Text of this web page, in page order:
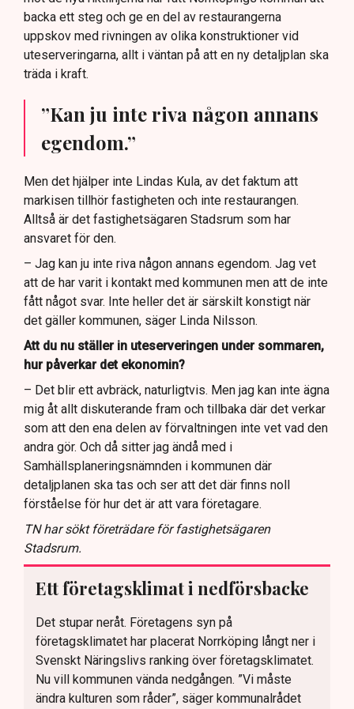
backa ett steg och ge en del av restaurangerna
uppskov med rivningen av olika konstruktioner vid
uteserveringarna, allt i väntan på att en ny detaljplan ska
träda i kraft.
”Kan ju inte riva någon annans
egendom.”
Men det hjälper inte Lindas Kula, av det faktum att
markisen tillhör fastigheten och inte restaurangen.
Alltså är det fastighetsägaren Stadsrum som har
ansvaret för den.
– Jag kan ju inte riva någon annans egendom. Jag vet
att de har varit i kontakt med kommunen men att de inte
fått något svar. Inte heller det är särskilt konstigt när
det gäller kommunen, säger Linda Nilsson.
Att du nu ställer in uteserveringen under sommaren,
hur påverkar det ekonomin?
– Det blir ett avbräck, naturligtvis. Men jag kan inte ägna
mig åt allt diskuterande fram och tillbaka där det verkar
som att den ena delen av förvaltningen inte vet vad den
andra gör. Och då sitter jag ändå med i
Samhällsplaneringsnämnden i kommunen där
detaljplanen ska tas och ser att det där finns noll
förståelse för hur det är att vara företagare.
TN har sökt företrädare för fastighetsägaren
Stadsrum.
Ett företagsklimat i nedförsbacke
Det stupar neråt. Företagens syn på
företagsklimatet har placerat Norrköping långt ner i
Svenskt Näringslivs ranking över företagsklimatet.
Nu vill kommunen vända nedgången. ”Vi måste
ändra kulturen som råder”, säger kommunalrådet